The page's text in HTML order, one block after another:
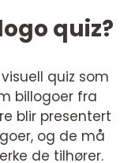
quiz?
quiz som
billogoer fra
blir presentert
og de må
de tilhører.